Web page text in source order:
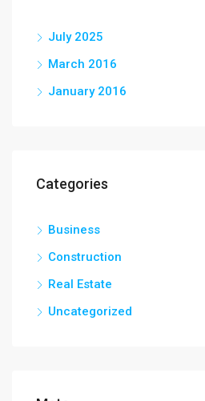
July 2025
March 2016
January 2016
Categories
Business
Construction
Real Estate
Uncategorized